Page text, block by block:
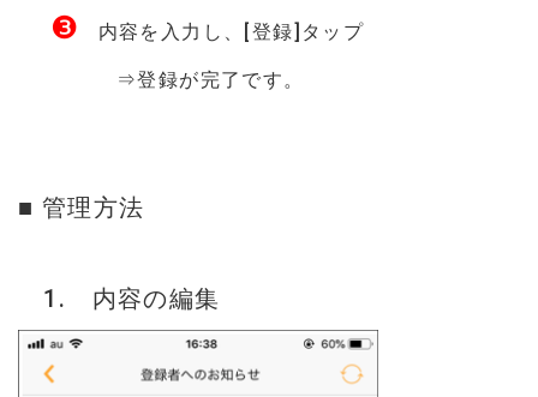
❸ 内容を入力し、 [登録]タップ
⇒登録が完了です。
■ 管理方法
1. 内容の編集